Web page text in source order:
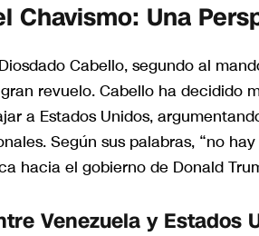
Chavismo: Una
Cabello, segundo al
revuelo. Cabello ha decidido
a Estados Unidos,
Según sus palabras, “no
hacia el gobierno de Donald
Venezuela y Estados